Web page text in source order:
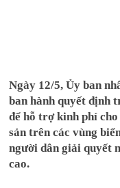
Ngày 12/5, Ủy ban
ban hành quyết định
để hỗ trợ kinh phí
sản trên các vùng
người dân giải quyết
cao.